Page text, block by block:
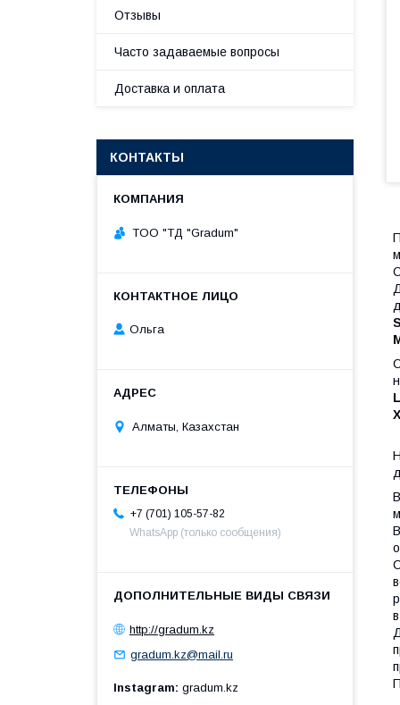
S
L
Отзывы
Часто задаваемые вопросы
Доставка и оплата
КОНТАКТЫ
TOO "ТД "Gradum"
Ольга
Алматы, Казахстан
+7 (701) 105-57-82
WhatsApp (только сообщения)
http://gradum.kz
gradum.kz@mail.ru
Instagram gradum.kz